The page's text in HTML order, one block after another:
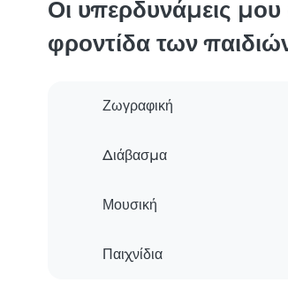
Οι υπερδυνάμεις μου
φροντίδα των
Ζωγραφική
Διάβασμα
Μουσική
Παιχνίδια